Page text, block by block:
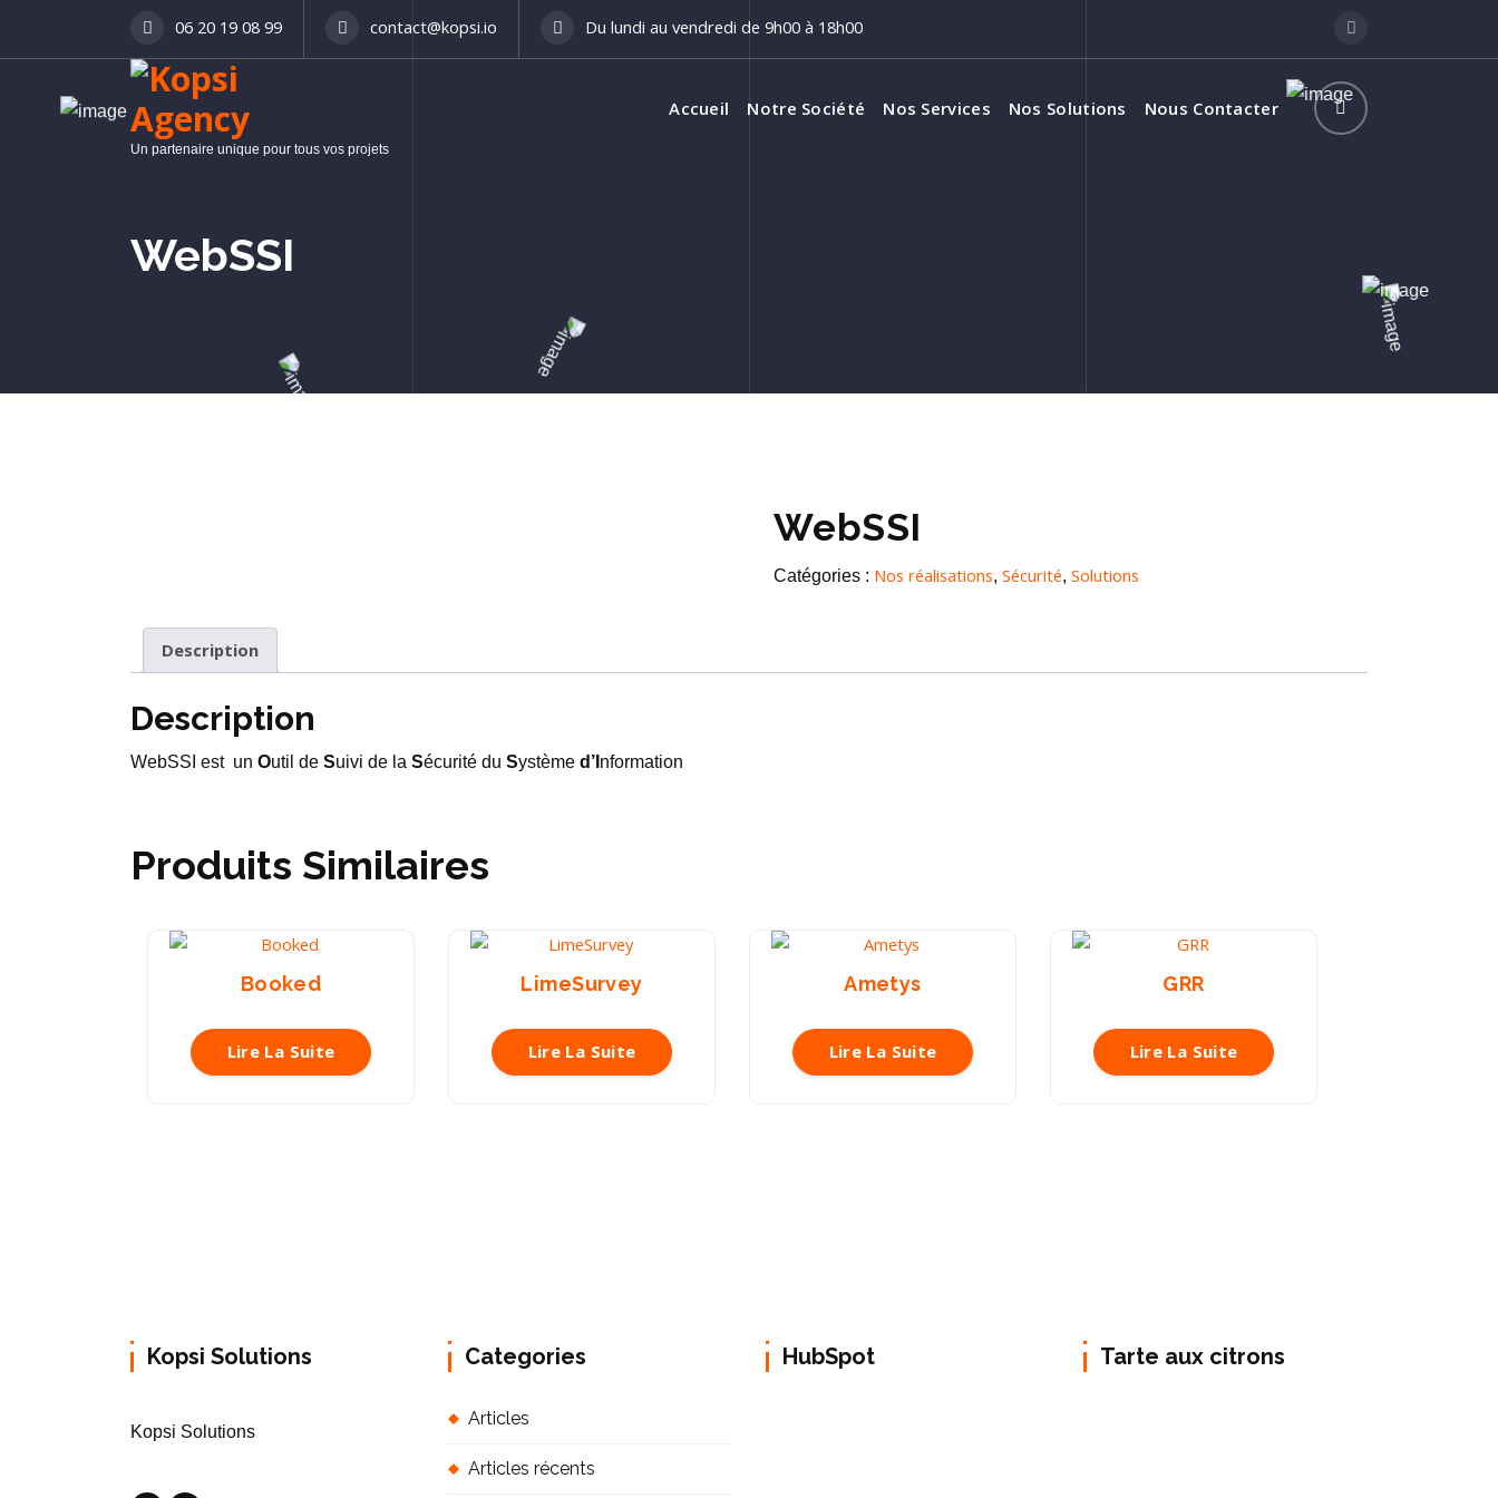
06 20 19 08 99 contact@kopsi.io Du lundi au vendredi de 9h00 à 18h00
Un partenaire unique pour tous vos projets
Accueil Notre Société Nos Services Nos Solutions Nous Contacter
WebSSI
WebSSI
Catégories : Nos réalisations,Sécurité,Solutions
Description
Description
WebSSI est un Outil de Suivi de la Sécurité du Système d’I nformation
Produits Similaires
Booked
Lire La Suite
LimeSurvey
Lire La Suite
Ametys
Lire La Suite
GRR
Lire La Suite
Kopsi Solutions
Kopsi Solutions
Categories
Articles
Articles récents
HubSpot Tarte aux citrons